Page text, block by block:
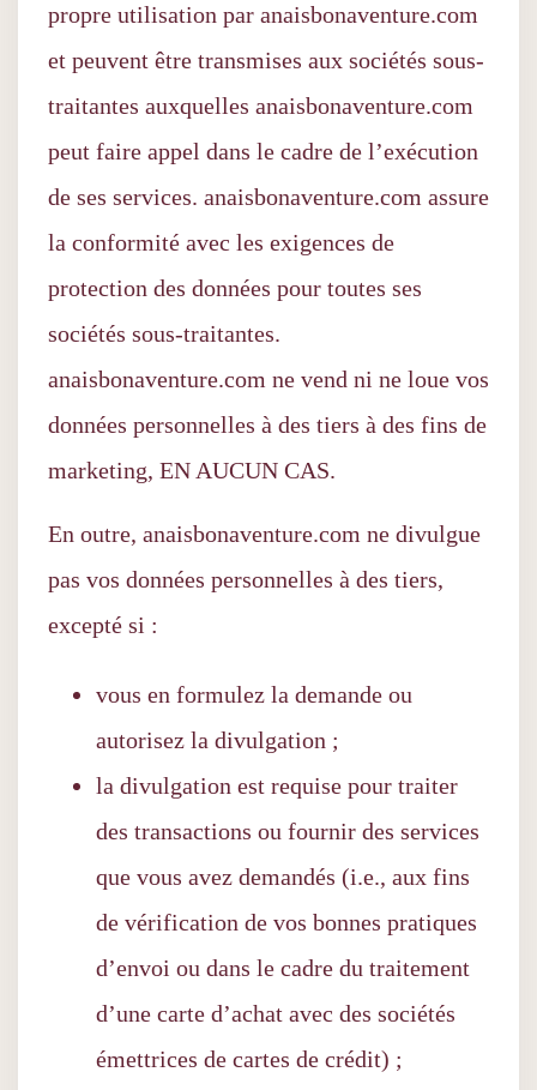
propre utilisation par anaisbonaventure.com
et peuvent être transmises aux sociétés sous-
traitantes auxquelles anaisbonaventure.com
peut faire appel dans le cadre de l’exécution
de ses services. anaisbonaventure.com assure
la conformité avec les exigences de
protection des données pour toutes ses
sociétés sous-traitantes.
anaisbonaventure.com ne vend ni ne loue vos
données personnelles à des tiers à des fins de
marketing, EN AUCUN CAS.
En outre, anaisbonaventure.com ne divulgue
pas vos données personnelles à des tiers,
excepté si :
vous en formulez la demande ou
autorisez la divulgation ;
la divulgation est requise pour traiter
des transactions ou fournir des services
que vous avez demandés (i.e., aux fins
de vérification de vos bonnes pratiques
d’envoi ou dans le cadre du traitement
d’une carte d’achat avec des sociétés
émettrices de cartes de crédit) ;